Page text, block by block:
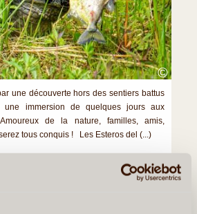
©
une découverte hors des sentiers battus
une immersion de quelques jours aux
de la nature, familles, amis,
tous conquis ! Les Esteros del (...)